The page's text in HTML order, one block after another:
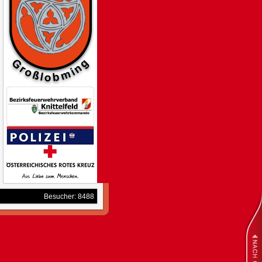
Besucher: 8488